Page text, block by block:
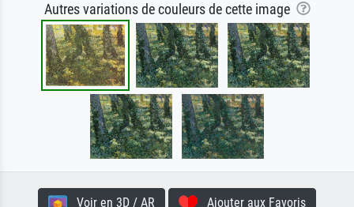
Autres variations de couleurs de cette image
Voir en 3D / AR Ajouter aux Favoris